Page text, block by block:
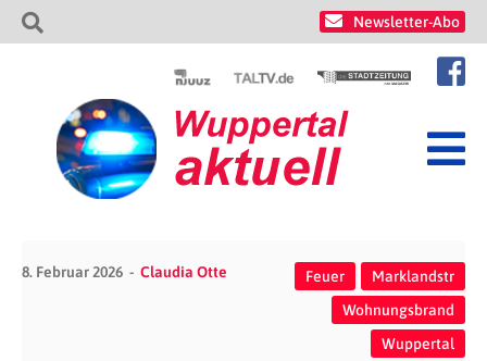
Newsletter-Abo
8. Februar 2026 Claudia Otte Feuer
Marklandstr
Wohnungsbrand
Wuppertal